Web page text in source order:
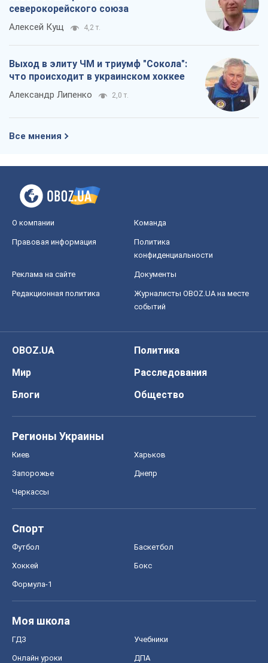
северокорейского союза
Алексей Кущ 4,2 т.
Выход в элиту ЧМ и триумф "Сокола":
что происходит в украинском хоккее
Александр Липенко 2,0 т.
Все мнения
О компании Команда
Правовая информация
Политика
конфиденциальности
Реклама на сайте Документы
Редакционная политика
Журналисты OBOZ.UA на месте
событий
OBOZ.UA
Политика
Мир
Расследования
Блоги
Общество
Регионы Украины
Киев Харьков
Запорожье Днепр
Черкассы
Спорт
Футбол Баскетбол
Хоккей Бокс
Формула-1
Моя школа
ГДЗ Учебники
Онлайн уроки ДПА